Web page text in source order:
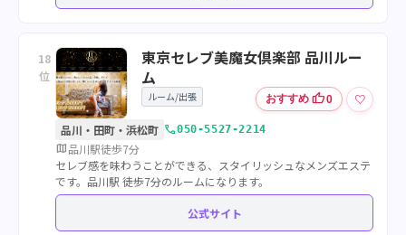
18
位
東京セレブ美魔女倶楽部 品川ルー
ム
ルーム/出張 おすすめ thumb_up0
♡
品川・田町・浜松町 call050-5527-2214
map品川駅徒歩7分
セレブ感を味わうことができる、スタイリッシュなメンズエステ
です。品川駅 徒歩7分のルームになります。
公式サイト